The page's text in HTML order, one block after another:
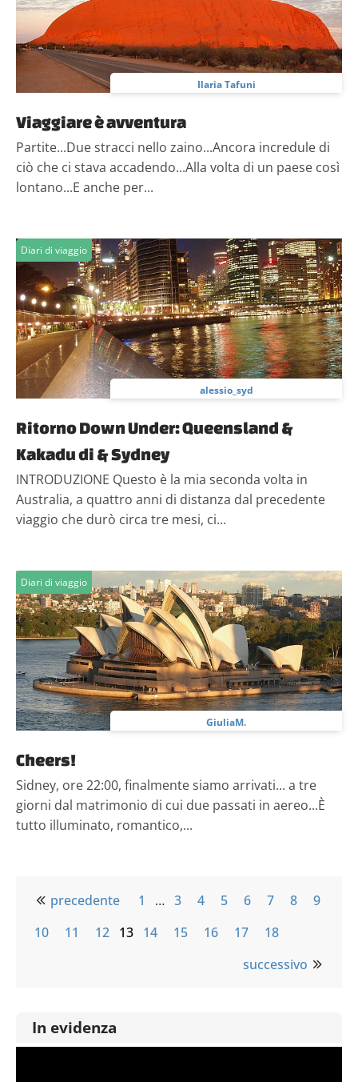
Ilaria Tafuni
Viaggiare è avventura
Partite...Due stracci nello zaino...Ancora incredule di
ciò che ci stava accadendo...Alla volta di un paese così
lontano...E anche per...
Diari di viaggio
alessio_syd
Ritorno Down Under: Queensland &
Kakadu di & Sydney
INTRODUZIONE Questo è la mia seconda volta in
Australia, a quattro anni di distanza dal precedente
viaggio che durò circa tre mesi, ci...
Diari di viaggio
GiuliaM.
Cheers!
Sidney, ore 22:00, finalmente siamo arrivati... a tre
giorni dal matrimonio di cui due passati in aereo...È
tutto illuminato, romantico,...
precedente 1 … 3 4 5 6 7 8
9
10
11 12 13 14 15 16 17
18
successivo
In evidenza